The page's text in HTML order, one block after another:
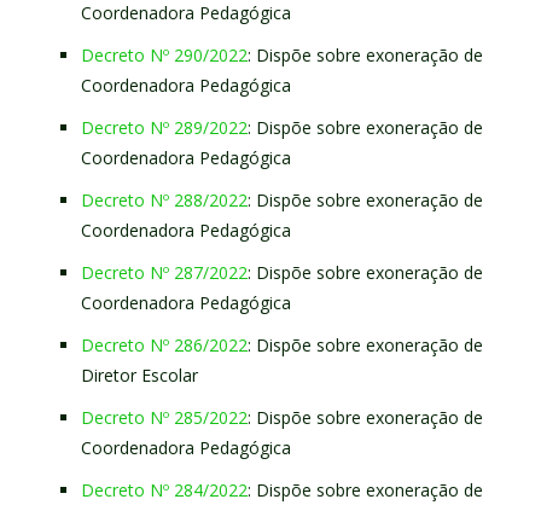
Coordenadora Pedagógica
Decreto Nº 290/2022: Dispõe sobre exoneração de
Coordenadora Pedagógica
Decreto Nº 289/2022: Dispõe sobre exoneração de
Coordenadora Pedagógica
Decreto Nº 288/2022: Dispõe sobre exoneração de
Coordenadora Pedagógica
Decreto Nº 287/2022: Dispõe sobre exoneração de
Coordenadora Pedagógica
Decreto Nº 286/2022: Dispõe sobre exoneração de
Diretor Escolar
Decreto Nº 285/2022: Dispõe sobre exoneração de
Coordenadora Pedagógica
Decreto Nº 284/2022: Dispõe sobre exoneração de